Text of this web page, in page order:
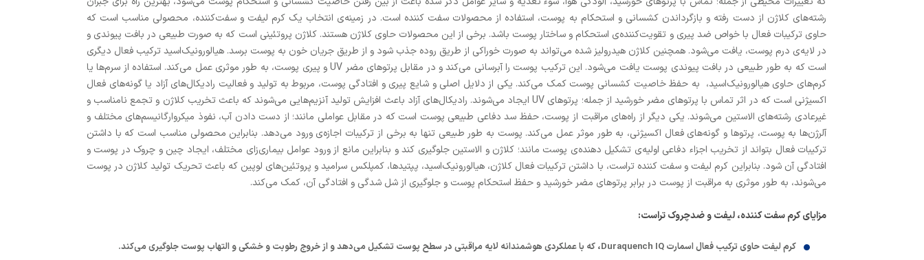
رشته‌های کلاژن از دست رفته و بازگرداندن کشسانی و استحکام به پوست، استفاده از محصولات سفت کننده‌ است. در زمینه‌ی انتخاب یک کرم لیفت و سفت‌کننده، محصولی مناسب است که
حاوی ترکیبات فعال با خواص ضد پیری و تقویت‌کننده‌ی استحکام و ساختار پوست باشد. برخی از این محصولات حاوی کلاژن هستند. کلاژن پروتئینی است که به صورت طبیعی در بافت پیوندی و
در لایه‌ی درم پوست، یافت می‌شود. همچنین کلاژن هیدرولیز شده می‌تواند به صورت خوراکی از طریق روده جذب شود و از طریق جریان خون به پوست برسد. هیالورونیک‌اسید ترکیب فعال دیگری
است که به طور طبیعی در بافت پیوندی پوست یافت می‌شود. این ترکیب پوست را آبرسانی می‌کند و در مقابل پرتوهای مضر UV و پیری پوست، به طور موثری عمل می‌کند. استفاده از سرم‌ها یا
کرم‌های حاوی هیالورونیک‌اسید، به حفظ خاصیت کشسانی پوست کمک می‌کند. یکی از دلایل اصلی و شایع پیری و افتادگی پوست، مربوط به تولید و فعالیت رادیکال‌های آزاد یا گونه‌های فعال
اکسیژنی است که در اثر تماس با پرتوهای مضر خورشید از جمله؛ پرتوهای UV ایجاد می‌شوند. رادیکال‌های آزاد باعث افزایش تولید آنزیم‌هایی می‌شوند که باعث تخریب کلاژن و تجمع نامناسب و
غیرعادی رشته‌های الاستین می‌شوند. یکی دیگر از راه‌های مراقبت از پوست، حفظ سد دفاعی طبیعی پوست است که در مقابل عواملی مانند؛ از دست دادن آب، نفوذ میکروارگانیسم‌های مختلف و
آلرژن‌ها به پوست، پرتوها و گونه‌های فعال اکسیژنی، به طور موثر عمل می‌کند. پوست به طور طبیعی تنها به برخی از ترکیبات اجازه‌ی ورود می‌دهد. بنابراین محصولی مناسب است که با داشتن
ترکیبات فعال بتواند از تخریب اجزاء دفاعی اولیه‌ی تشکیل دهنده‌ی پوست مانند؛ کلاژن و الاستین جلوگیری کند و بنابراین مانع از ورود عوامل بیماری‌زای مختلف، ایجاد چین و چروک در پوست و
افتادگی آن شود. بنابراین کرم لیفت و سفت کننده‌ تراست، با داشتن ترکیبات فعال کلاژن، هیالورونیک‌اسید، پپتیدها، کمپلکس سرامید و پروتئین‌های لوپین که باعث تحریک تولید کلاژن در پوست
می‌شوند، به طور موثری به مراقبت از پوست در برابر پرتوهای مضر خورشید و حفظ استحکام پوست و جلوگیری از شل شدگی و افتادگی آن، کمک می‌کند.
مزایای کرم سفت کننده، لیفت و ضدچروک تراست:
کرم لیفت حاوی ترکیب فعال اسمارت Duraquench IQ، که با عملکردی هوشمندانه لایه مراقبتی در سطح پوست تشکیل می‌دهد و از خروج رطوبت و خشکی و التهاب پوست جلوگیری می‌کند.